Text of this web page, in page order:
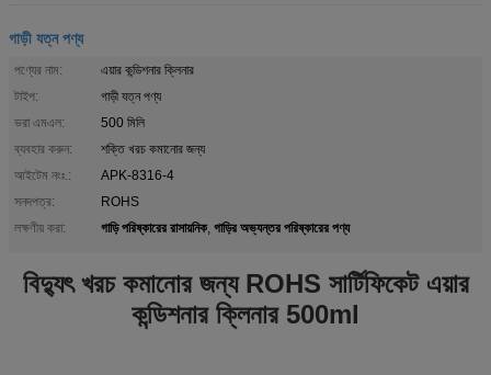
গাড়ী যত্ন পণ্য
পণ্যের নাম:
এয়ার কন্ডিশনার ক্লিনার
টাইপ:
গাড়ী যত্ন পণ্য
ভরা এমএল:
500 মিলি
ব্যবহার করুন:
শক্তি খরচ কমানোর জন্য
আইটেম নংঃ.:
APK-8316-4
সনদপত্র:
ROHS
লক্ষণীয় করা:
গাড়ি পরিষ্কারের রাসায়নিক, গাড়ির অভ্যন্তর পরিষ্কারের পণ্য
বিদ্যুৎ খরচ কমানোর জন্য ROHS সার্টিফিকেট এয়ার
কন্ডিশনার ক্লিনার 500ml